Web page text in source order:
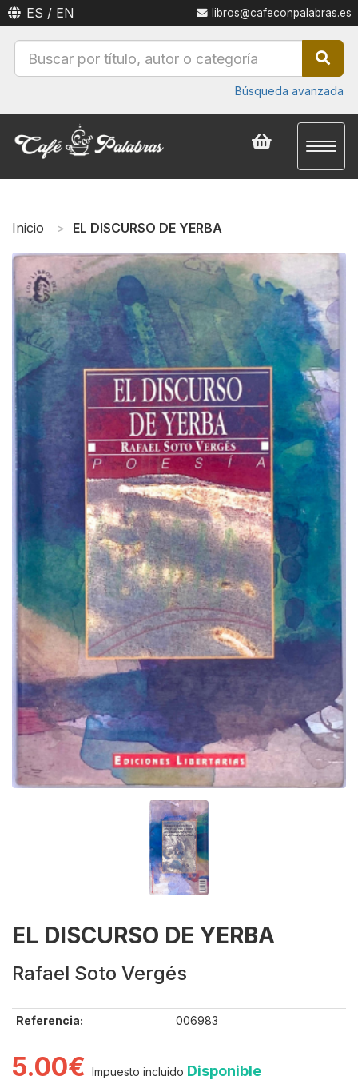
ES / EN libros@cafeconpalabras.es
Búsqueda avanzada
Inicio EL DISCURSO DE YERBA
EL DISCURSO DE YERBA
Rafael Soto Vergés
Referencia: 006983
5.00€ Impuesto incluido Disponible